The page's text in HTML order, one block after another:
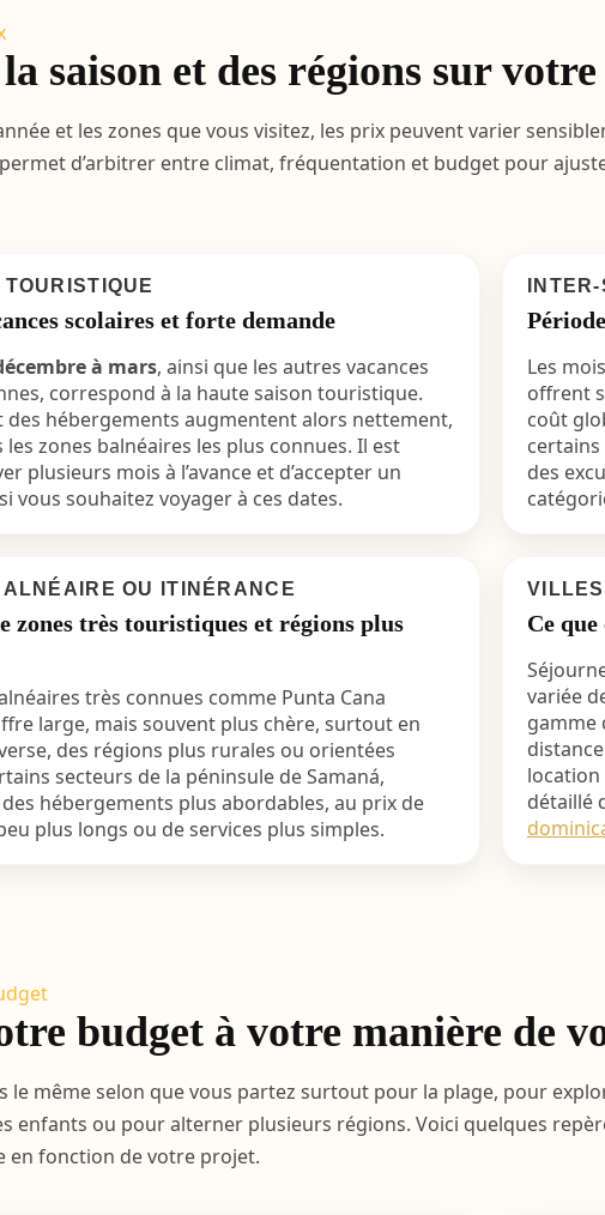
saison et des régions sur
et les zones que vous visitez, les prix peuvent varier
d’arbitrer entre climat, fréquentation et budget pour
scolaires et forte demande
à mars, ainsi que les autres vacances
correspond à la haute saison touristique.
des hébergements augmentent alors nettement,
zones balnéaires les plus connues. Il est
plusieurs mois à l’avance et d’accepter un
vous souhaitez voyager à ces dates.
Les
offrent
coût
des
OU ITINÉRANCE
zones très touristiques et régions plus
très connues comme Punta Cana
large, mais souvent plus chère, surtout en
des régions plus rurales ou orientées
secteurs de la péninsule de Samaná,
hébergements plus abordables, au prix de
plus longs ou de services plus simples.
Ce
variée
gamme
location
détaillé
budget à votre manière de
le même selon que vous partez surtout pour la plage, pour
enfants ou pour alterner plusieurs régions. Voici quelques
en fonction de votre projet.